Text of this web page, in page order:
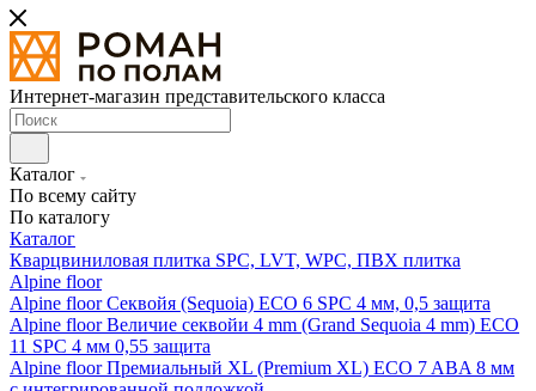
Интернет-магазин представительского класса
Каталог
По всему сайту
По каталогу
Каталог
Кварцвиниловая плитка SPC, LVT, WPC, ПВХ плитка
Alpine floor
Alpine floor Секвойя (Sequoia) ECO 6 SPC 4 мм, 0,5 защита
Alpine floor Величие секвойи 4 mm (Grand Sequoia 4 mm) ECO
11 SPC 4 мм 0,55 защита
Alpine floor Премиальный XL (Premium XL) ECO 7 ABA 8 мм